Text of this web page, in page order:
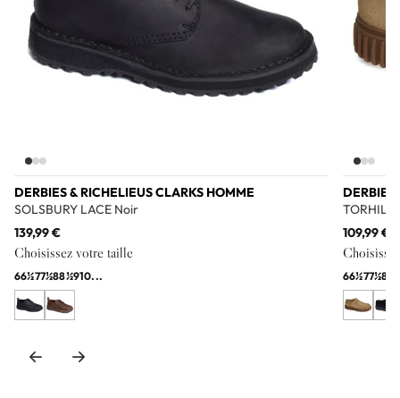
DERBIES & RICHELIEUS CLARKS HOMME
SOLSBURY LACE Noir
139,99 €
Choisissez votre taille
66½77½88½910...
DERBIES
TORHILL
109,99 €
66½77½8